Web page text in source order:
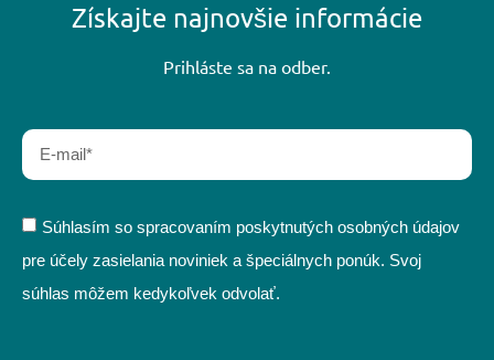
Získajte najnovšie informácie
Prihláste sa na odber.
Súhlasím so spracovaním poskytnutých osobných údajov
pre účely zasielania noviniek a špeciálnych ponúk. Svoj
súhlas môžem kedykoľvek odvolať.